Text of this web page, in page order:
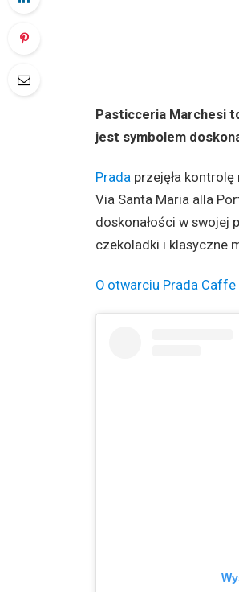
Pasticceria Marchesi
jest symbolem
Pradaprzejęła kontrolę
Via Santa Maria alla
doskonałości w swojej
czekoladki i klasyczne
O otwarciu Prada